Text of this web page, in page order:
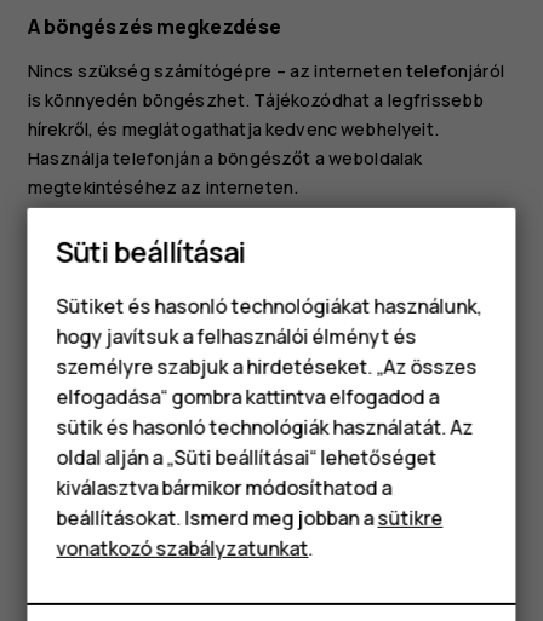
Okostelefonok
Klasszikus telefonok
Tartozékok
Táblagépek
A böngészés megkezdése
Nincs szükség számítógépre – az interneten telefonjáról
is könnyedén böngészhet. Tájékozódhat a legfrissebb
hírekről, és meglátogathatja kedvenc webhelyeit.
Használja telefonján a böngészőt a weboldalak
megtekintéséhez az interneten.
Tipp: Ha hálózati szolgáltatója nem számít fel fix
díjat az adatátvitelért, az adatátviteli költségek
megtakarítása érdekében használjon Wi-Fi-
hálózatot az internethez való csatlakozáshoz.
Keresés az interneten
Fedezze fel az internetet és a külvilágot a Google Kereső
használatával. A billentyűzet segítségével adhat meg
Süti beállításai
Sütiket és hasonló technológiákat használunk,
hogy javítsuk a felhasználói élményt és
személyre szabjuk a hirdetéseket. „Az összes
elfogadása“ gombra kattintva elfogadod a
sütik és hasonló technológiák használatát. Az
oldal alján a „Süti beállításai“ lehetőséget
kiválasztva bármikor módosíthatod a
beállításokat. Ismerd meg jobban asütikre
vonatkozó szabályzatunkat.